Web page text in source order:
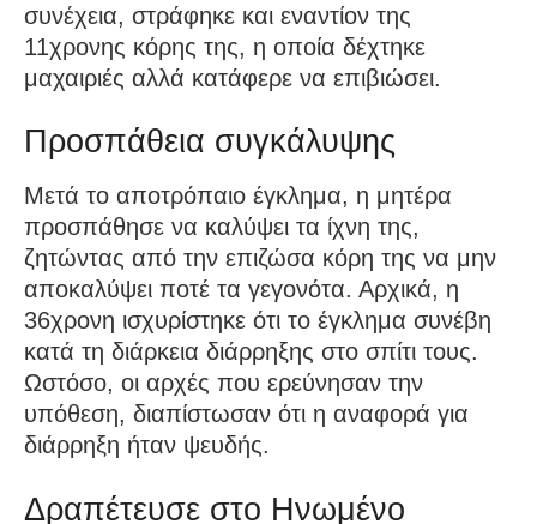
συνέχεια, στράφηκε και εναντίον της
11χρονης κόρης της, η οποία δέχτηκε
μαχαιριές αλλά κατάφερε να επιβιώσει.
Προσπάθεια συγκάλυψης
Μετά το αποτρόπαιο έγκλημα, η μητέρα
προσπάθησε να καλύψει τα ίχνη της,
ζητώντας από την επιζώσα κόρη της να μην
αποκαλύψει ποτέ τα γεγονότα. Αρχικά, η
36χρονη ισχυρίστηκε ότι το έγκλημα συνέβη
κατά τη διάρκεια διάρρηξης στο σπίτι τους.
Ωστόσο, οι αρχές που ερεύνησαν την
υπόθεση, διαπίστωσαν ότι η αναφορά για
διάρρηξη ήταν ψευδής.
Δραπέτευσε στο Ηνωμένο